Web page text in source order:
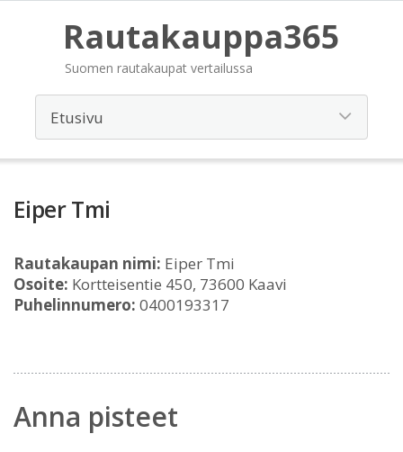
Rautakauppa365
Suomen rautakaupat vertailussa
Eiper Tmi
Rautakaupan nimi: Eiper Tmi
Osoite: Kortteisentie 450, 73600 Kaavi
Puhelinnumero: 0400193317
Anna pisteet